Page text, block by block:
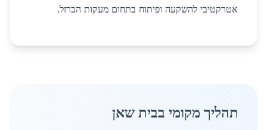
אטרקטיבי להשקעה ופיתוח בתחום מעקות הברזל.
תהליך מקומי בבית שאן